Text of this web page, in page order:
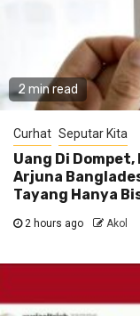
2 min read
Curhat Seputar Kita
Uang Di Dompet,
Arjuna
Tayang Hanya
2 hours ago Akol